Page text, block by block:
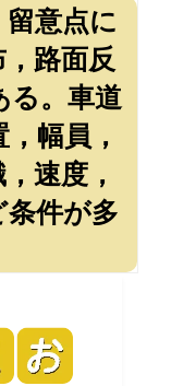
意点に
路面反
る。車道
幅員，
速度，
件が多